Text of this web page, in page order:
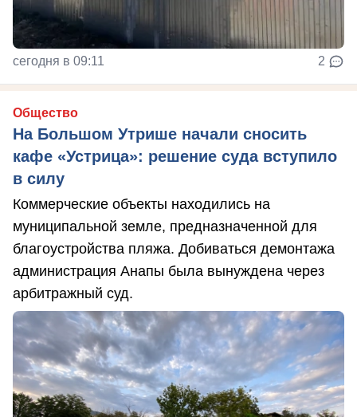
сегодня в 09:11 2
Общество
На Большом Утрише начали сносить
кафе «Устрица»: решение суда вступило
в силу
Коммерческие объекты находились на
муниципальной земле, предназначенной для
благоустройства пляжа. Добиваться демонтажа
администрация Анапы была вынуждена через
арбитражный суд.